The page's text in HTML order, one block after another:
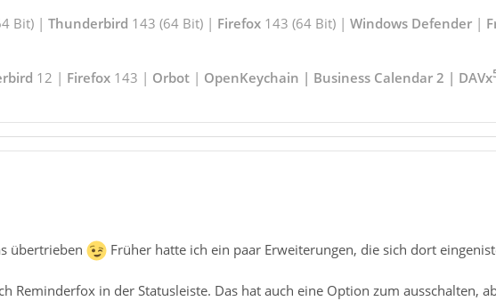
Bit) | Thunderbird 143 (64 Bit) | Firefox143 (64 Bit) | Windows Defender|
12 | Firefox143 | Orbot| OpenKeychain | Business Calendar 2 | DAVx
übertrieben
Früher hatte ich ein paar Erweiterungen, die sich dort
Reminderfox in der Statusleiste. Das hat auch eine Option zum ausschalten,